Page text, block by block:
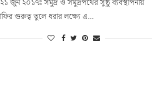
২১ জুন ২০১৭ঃ সমুদ্র ও সমুদ্রপথের সুষ্ঠু ব্যবস্থাপনায়
গুরুত্ব তুলে ধরার লক্ষ্যে এ…